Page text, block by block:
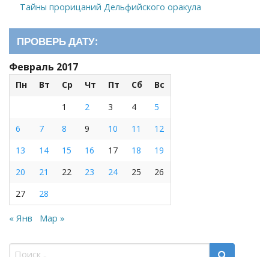
Тайны прорицаний Дельфийского оракула
ПРОВЕРЬ ДАТУ:
Февраль 2017
Пн Вт Ср Чт Пт Сб
Вс
1
2 3 4
5
6
7 8 9 10 11
12
13
14 15 16 17 18
19
20
21 22 23 24 25
26
27
28
« Янв Мар »